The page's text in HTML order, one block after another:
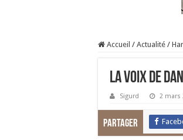
Accueil / Actualité /
La voix de
Sigurd 2 mars
Partager